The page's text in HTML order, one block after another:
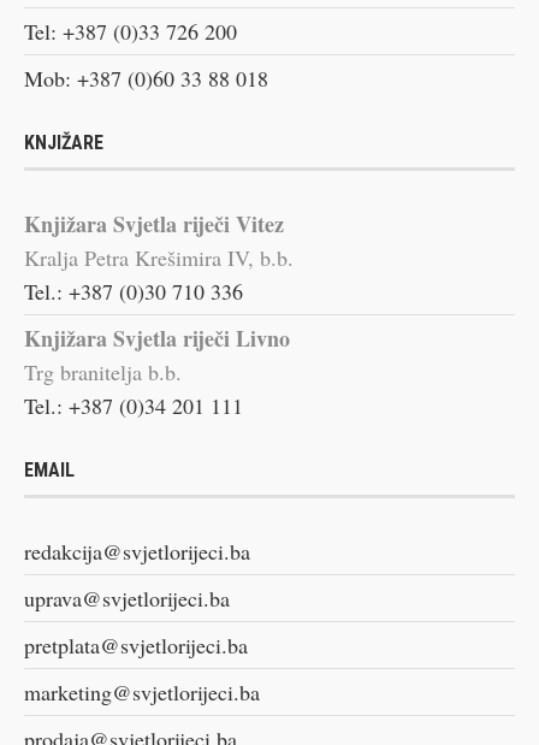
Tel: +387 (0)33 726 200
Mob: +387 (0)60 33 88 018
KNJIŽARE
Knjižara Svjetla riječi Vitez
Kralja Petra Krešimira IV, b.b.
Tel.: +387 (0)30 710 336
Knjižara Svjetla riječi Livno
Trg branitelja b.b.
Tel.: +387 (0)34 201 111
EMAIL
redakcija@svjetlorijeci.ba
uprava@svjetlorijeci.ba
pretplata@svjetlorijeci.ba
marketing@svjetlorijeci.ba
prodaja@svjetlorijeci.ba